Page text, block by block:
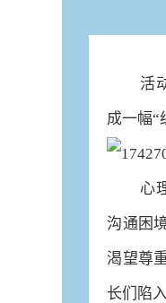
活
成一幅“
心
沟通困
渴望尊
长们陷